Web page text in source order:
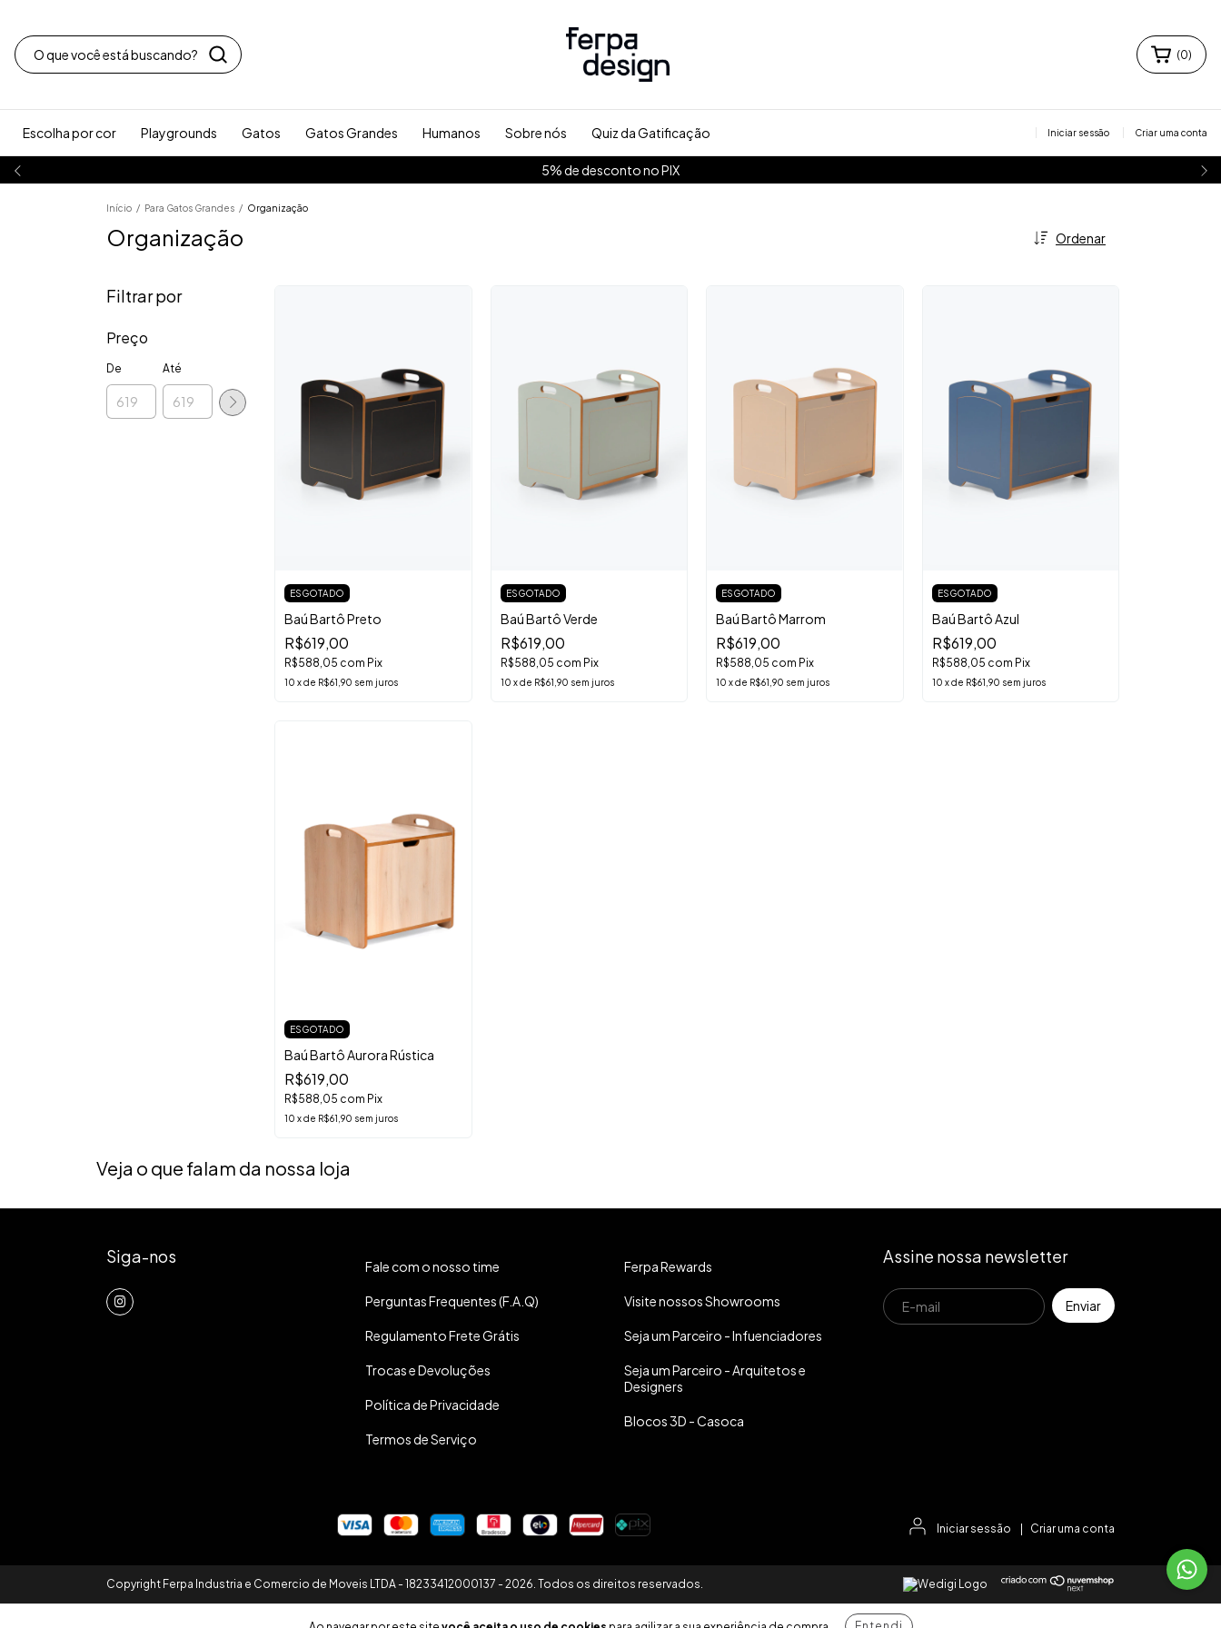
(0)
Escolha por cor Playgrounds Gatos Gatos Grandes Humanos Sobre nós Quiz da Gatificação Iniciar sessão Criar uma conta
Início / Para Gatos Grandes / Organização
Organização Ordenar
Filtrar por
Preço
De Até
ESGOTADO
Baú Bartô Preto
R$619,00
R$588,05 com Pix
10 xde R$61,90 sem juros
ESGOTADO
Baú Bartô Verde
R$619,00
R$588,05 com Pix
10 xde R$61,90 sem juros
ESGOTADO
Baú Bartô Marrom
R$619,00
R$588,05 com Pix
10 xde R$61,90 sem juros
ESGOTADO
Baú Bartô Azul
R$619,00
R$588,05 com Pix
10 xde R$61,90 sem juros
ESGOTADO
Baú Bartô Aurora Rústica
R$619,00
R$588,05 com Pix
10 xde R$61,90 sem juros
Veja o que falam da nossa loja
Siga-nos Fale com o nosso time
Perguntas Frequentes (F.A.Q)
Regulamento Frete Grátis
Trocas e Devoluções
Política de Privacidade
Termos de Serviço
Ferpa Rewards
Visite nossos Showrooms
Seja um Parceiro - Infuenciadores
Seja um Parceiro - Arquitetos e
Designers
Blocos 3D - Casoca
Assine nossa newsletter
Iniciar sessão Criar uma conta
Copyright Ferpa Industria e Comercio de Moveis LTDA - 18233412000137 - 2026. Todos os direitos reservados.